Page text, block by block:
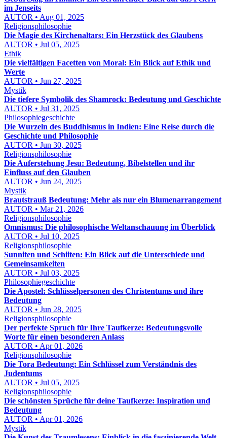
im Jenseits
AUTOR • Aug 01, 2025
Religionsphilosophie
Die Magie des Kirchenaltars: Ein Herzstück des Glaubens
AUTOR • Jul 05, 2025
Ethik
Die vielfältigen Facetten von Moral: Ein Blick auf Ethik und
Werte
AUTOR • Jun 27, 2025
Mystik
Die tiefere Symbolik des Shamrock: Bedeutung und Geschichte
AUTOR • Jul 31, 2025
Philosophiegeschichte
Die Wurzeln des Buddhismus in Indien: Eine Reise durch die
Geschichte und Philosophie
AUTOR • Jun 30, 2025
Religionsphilosophie
Die Auferstehung Jesu: Bedeutung, Bibelstellen und ihr
Einfluss auf den Glauben
AUTOR • Jun 24, 2025
Mystik
Brautstrauß Bedeutung: Mehr als nur ein Blumenarrangement
AUTOR • Mar 21, 2026
Religionsphilosophie
Omnismus: Die philosophische Weltanschauung im Überblick
AUTOR • Jul 10, 2025
Religionsphilosophie
Sunniten und Schiiten: Ein Blick auf die Unterschiede und
Gemeinsamkeiten
AUTOR • Jul 03, 2025
Philosophiegeschichte
Die Apostel: Schlüsselpersonen des Christentums und ihre
Bedeutung
AUTOR • Jun 28, 2025
Religionsphilosophie
Der perfekte Spruch für Ihre Taufkerze: Bedeutungsvolle
Worte für einen besonderen Anlass
AUTOR • Apr 01, 2026
Religionsphilosophie
Die Tora Bedeutung: Ein Schlüssel zum Verständnis des
Judentums
AUTOR • Jul 05, 2025
Religionsphilosophie
Die schönsten Sprüche für deine Taufkerze: Inspiration und
Bedeutung
AUTOR • Apr 01, 2026
Mystik